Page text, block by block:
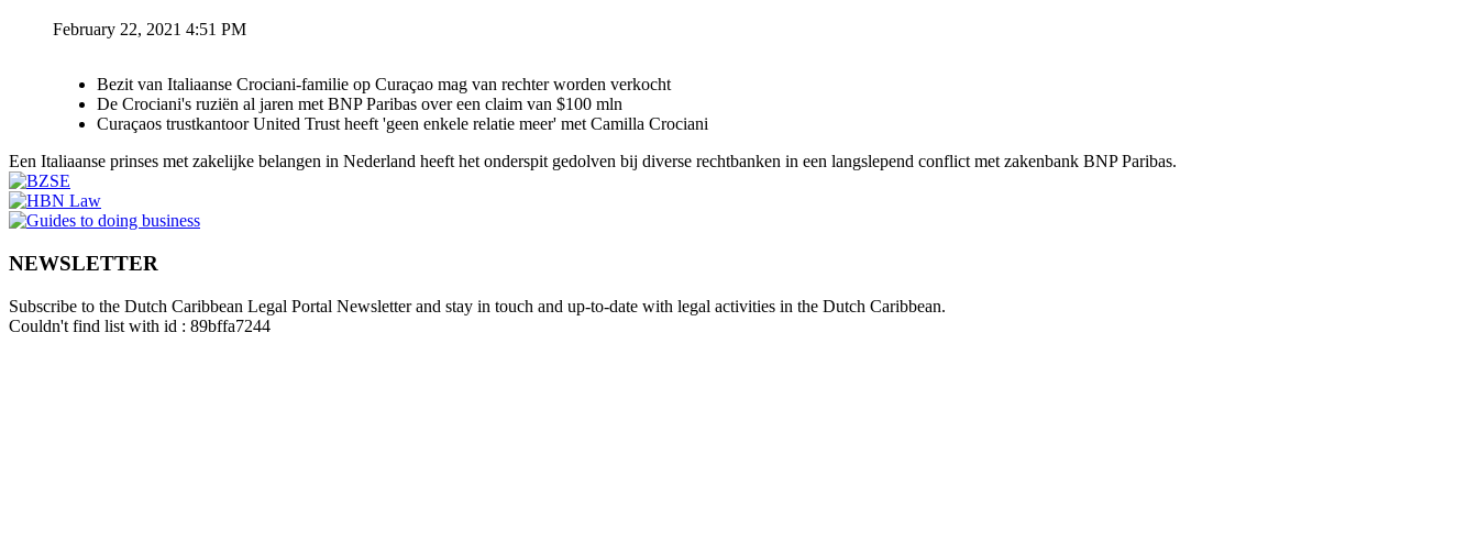
February 22, 2021 4:51 PM
Bezit van Italiaanse Crociani-familie op Curaçao mag van rechter worden verkocht
De Crociani's ruziën al jaren met BNP Paribas over een claim van $100 mln
Curaçaos trustkantoor United Trust heeft 'geen enkele relatie meer' met Camilla Crociani
Een Italiaanse prinses met zakelijke belangen in Nederland heeft het onderspit gedolven bij diverse rechtbanken in een langslepend conflict met zakenbank BNP Paribas.
NEWSLETTER
Subscribe to the Dutch Caribbean Legal Portal Newsletter and stay in touch and up-to-date with legal activities in the Dutch Caribbean.
Couldn't find list with id : 89bffa7244